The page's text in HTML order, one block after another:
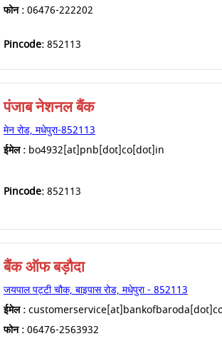
फोन :06476-222202
Pincode:852113
पंजाब नेशनल बैंक
मेन रोड, मधेपुरा-852113
ईमेल :bo4932[at]pnb[dot]co[dot]in
Pincode:852113
बैंक ऑफ बड़ौदा
जयपाल पट्टी चौक, बाइपास रोड, मधेपुरा - 852113
ईमेल :
फोन :06476-2563932